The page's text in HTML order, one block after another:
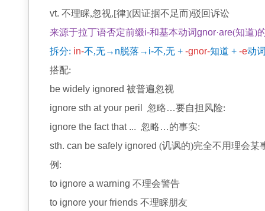
vt. 不理睬,忽视,[律](因证据不足而)驳回诉讼
来源于拉丁语否定前缀i-和基本动词gnor·are(知道)
拆分: in-不,无→n脱落 →i-不,无 + -gnor-知道 + -e动
搭配:
be widely ignored 被普遍忽视
ignore sth at your peril 忽略…要自担风险:
ignore the fact that ... 忽略…的事实:
sth. can be safely ignored (讥讽的)完全不用理会某
例:
to ignore a warning 不理会警告
to ignore your friends 不理睬朋友